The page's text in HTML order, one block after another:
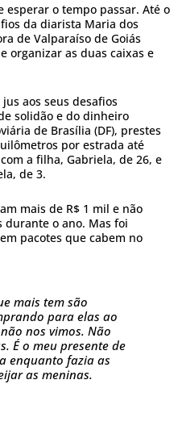
esperar o tempo passar. Até o
da diarista Maria dos
de Valparaíso de Goiás
organizar as duas caixas e
aos seus desafios
solidão e do dinheiro
de Brasília (DF), prestes
por estrada até
a filha, Gabriela, de 26, e
de 3.
mais de R$ 1 mil e não
durante o ano. Mas foi
pacotes que cabem no
mais tem são
para elas ao
nos vimos. Não
É o meu presente de
enquanto fazia as
as meninas.